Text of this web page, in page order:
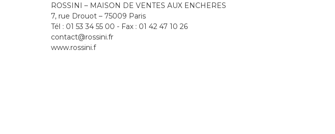
ROSSINI – MAISON DE VENTES AUX ENCHERES
7, rue Drouot – 75009 Paris
Tél : 01 53 34 55 00 - Fax : 01 42 47 10 26
contact@rossini.fr
www.rossini.f